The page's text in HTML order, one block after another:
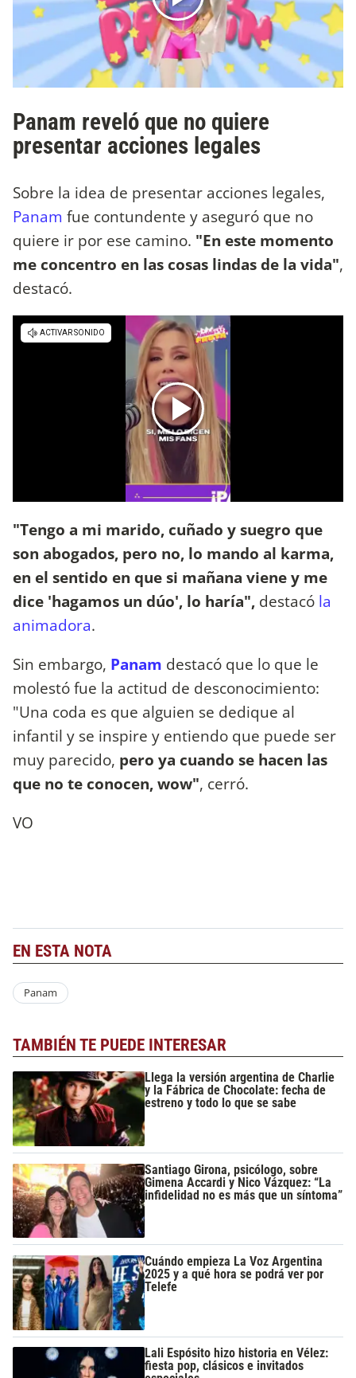
Panam reveló que no quiere
presentar acciones legales
Sobre la idea de presentar acciones legales,
Panam fue contundente y aseguró que no
quiere ir por ese camino. "En este momento
me concentro en las cosas lindas de la vida",
destacó.
"Tengo a mi marido, cuñado y suegro que
son abogados, pero no, lo mando al karma,
en el sentido en que si mañana viene y me
dice 'hagamos un dúo', lo haría", destacó la
animadora.
Sin embargo, Panam destacó que lo que le
molestó fue la actitud de desconocimiento:
"Una coda es que alguien se dedique al
infantil y se inspire y entiendo que puede ser
muy parecido, pero ya cuando se hacen las
que no te conocen, wow", cerró.
VO
EN ESTA NOTA
Panam
TAMBIÉN TE PUEDE INTERESAR
Llega la versión argentina de Charlie
y la Fábrica de Chocolate: fecha de
estreno y todo lo que se sabe
Santiago Girona, psicólogo, sobre
Gimena Accardi y Nico Vázquez: “La
infidelidad no es más que un síntoma”
Cuándo empieza La Voz Argentina
2025 y a qué hora se podrá ver por
Telefe
Lali Espósito hizo historia en Vélez:
fiesta pop, clásicos e invitados